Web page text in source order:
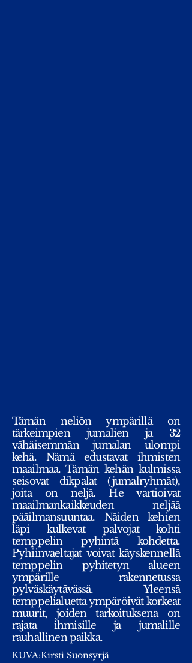
Tämän neliön ympärillä on
tärkeimpien jumalien ja 32
vähäisemmän jumalan ulompi
kehä. Nämä edustavat ihmisten
maailmaa. Tämän kehän kulmissa
seisovat dikpalat (jumalryhmät),
joita on neljä. He vartioivat
maailmankaikkeuden neljää
pääilmansuuntaa. Näiden kehien
läpi kulkevat palvojat kohti
temppelin pyhintä kohdetta.
Pyhiinvaeltajat voivat käyskennellä
temppelin pyhitetyn alueen
ympärille rakennetussa
pylväskäytävässä. Yleensä
temppelialuetta ympäröivät korkeat
muurit, joiden tarkoituksena on
rajata ihmisille ja jumalille
rauhallinen paikka.
KUVA:Kirsti Suonsyrjä